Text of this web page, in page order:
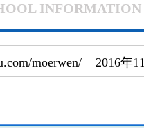
INFORMATION
moerwen/ 2016年